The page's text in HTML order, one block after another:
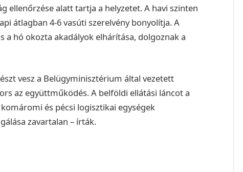
ellenőrzése alatt tartja a helyzetet. A havi szinten
átlagban 4-6 vasúti szerelvény bonyolítja. A
hó okozta akadályok elhárítása, dolgoznak a
vesz a Belügyminisztérium által vezetett
az együttműködés. A belföldi ellátási láncot a
és pécsi logisztikai egységek
zavartalan – írták.